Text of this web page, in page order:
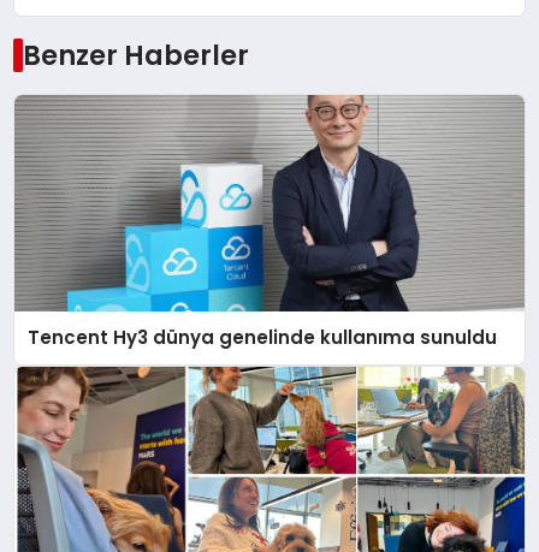
Benzer Haberler
Tencent Hy3 dünya genelinde kullanıma sunuldu